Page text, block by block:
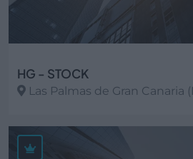
HG - STOCK
Las Palmas de Gran Canaria